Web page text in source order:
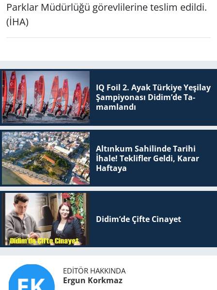
Parklar Müdürlüğü görevlilerine teslim edildi.
(İHA)
IQ Foil 2. Ayak Tür­ki­ye Ye­şi­lay
Şam­pi­yo­na­sı Didim’de Ta­
mam­lan­dı
Altınkum Sahilinde Tarihi
İhale! Teklifler Geldi, Karar
Haftaya
Didim’de Çifte Ci­na­yet
EDITÖR HAKKINDA
Ergun Korkmaz